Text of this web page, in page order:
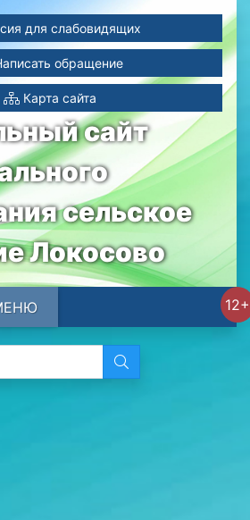
сайт
сельское
Локосово
для слабовидящих
обращение
Карта сайта
12+